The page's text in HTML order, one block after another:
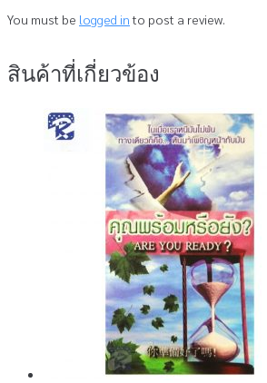
You must be logged into post a review.
สินค้าที่เกี่ยวข้อง